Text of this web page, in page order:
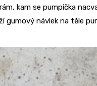
kam se pumpička
gumový návlek na těle